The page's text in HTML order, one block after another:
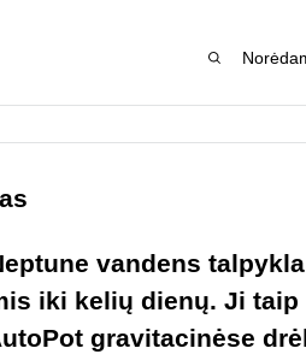
vandens
iki kelių dienų. Ji
gravitacinėse